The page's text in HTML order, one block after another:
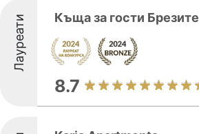
Лауреати Къща за гости Брезите
8.7